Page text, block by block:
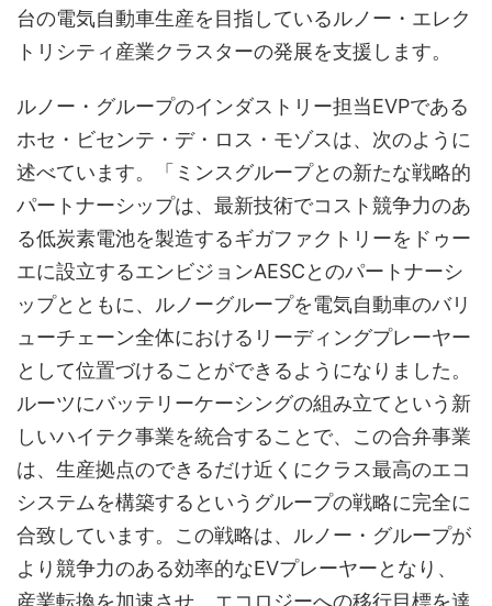
台の電気自動車生産を目指しているルノー・エレク
トリシティ産業クラスターの発展を支援します。
ルノー・グループのインダストリー担当EVPである
ホセ・ビセンテ・デ・ロス・モゾスは、次のように
述べています。「ミンスグループとの新たな戦略的
パートナーシップは、最新技術でコスト競争力のあ
る低炭素電池を製造するギガファクトリーをドゥー
エに設立するエンビジョンAESCとのパートナーシ
ップとともに、ルノーグループを電気自動車のバリ
ューチェーン全体におけるリーディングプレーヤー
として位置づけることができるようになりました。
ルーツにバッテリーケーシングの組み立てという新
しいハイテク事業を統合することで、この合弁事業
は、生産拠点のできるだけ近くにクラス最高のエコ
システムを構築するというグループの戦略に完全に
合致しています。この戦略は、ルノー・グループが
より競争力のある効率的なEVプレーヤーとなり、
産業転換を加速させ、エコロジーへの移行目標を達